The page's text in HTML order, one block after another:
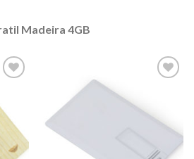
Madeira 4GB
meus